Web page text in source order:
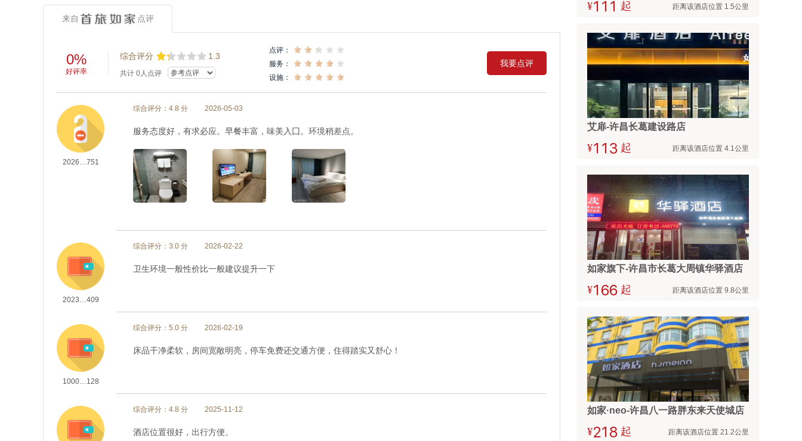
来自 点评
0%
好评率
综合评分 1.3
共计 0人点评
点评：
服务：
设施：
我要点评
2026…751
综合评分：4.8 分 2026-05-03
服务态度好，有求必应。早餐丰富，味美入囗。环境稍差点。
2023…409
综合评分：3.0 分 2026-02-22
卫生环境一般性价比一般建议提升一下
1000…128
综合评分：5.0 分 2026-02-19
床品干净柔软，房间宽敞明亮，停车免费还交通方便，住得踏实又舒心！
综合评分：4.8 分 2025-11-12
酒店位置很好，出行方便。
¥   起 距离该酒店位置 1.5公里
艾扉-许昌长葛建设路店
¥   起 距离该酒店位置 4.1公里
如家旗下-许昌市长葛大周镇华驿酒店
¥  起 距离该酒店位置 9.8公里
如家·neo-许昌八一路胖东来天使城店
¥  起 距离该酒店位置 21.2公里